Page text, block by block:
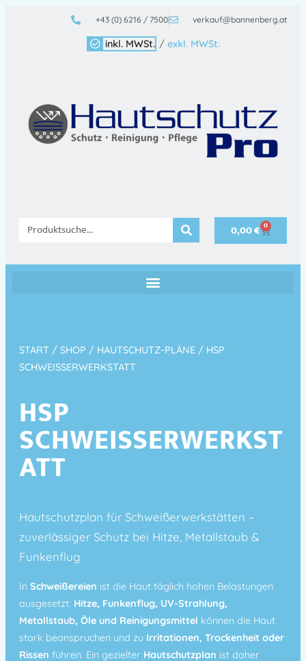
+43 (0) 6216 / 7500 verkauf@bannenberg.at
inkl. MWSt. / exkl. MWSt.
0,00€ 0
START / SHOP / HAUTSCHUTZ-PLÄNE / HSP
SCHWEISSERWERKSTATT
HSP
SCHWEISSERWERKSTA
TT
Hautschutzplan für Schweißerwerkstätten –
zuverlässiger Schutz bei Hitze, Metallstaub &
Funkenflug
In Schweißereien ist die Haut täglich hohen Belastungen
ausgesetzt: Hitze, Funkenflug, UV-Strahlung,
Metallstaub, Öle und Reinigungsmittel können die Haut
stark beanspruchen und zu Irritationen, Trockenheit oder
Rissen führen. Ein gezielter Hautschutzplan ist daher